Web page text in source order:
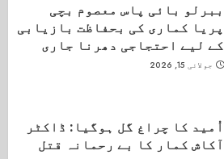
ببرلو بائی پاس معصوم بچی
پریا کماری کی بحفاظت بازیابی
کے لیے احتجاجی دھرنا جاری
جولائی 15, 2026
اُمید کا چراغ گل ہوگیا: ڈاکٹر
آکاش کمار کا بے رحمانہ قتل